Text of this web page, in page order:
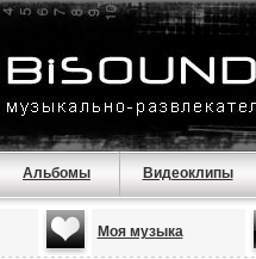
Альбомы Видеоклипы
Моя музыка